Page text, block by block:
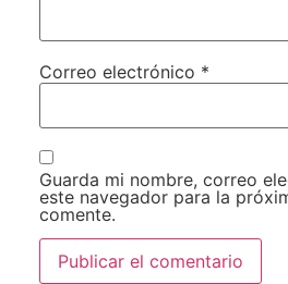
Correo electrónico *
Guarda mi nombre, correo
este navegador para la
comente.